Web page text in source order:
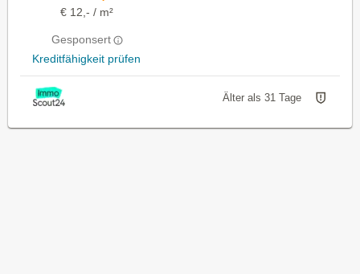
€ 12,- / m²
Gesponsert
Kreditfähigkeit prüfen
Älter als 31 Tage